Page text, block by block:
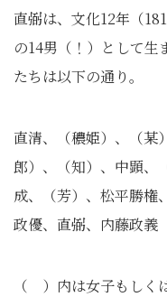
直弼は、文化12年（
の14男（！）として生
たちは以下の通り。
直清、（穠姫）、（某
郎）、（知）、中顕、
成、（芳）、松平勝権
政優、直弼、内藤政義
（ ）内は女子もしく